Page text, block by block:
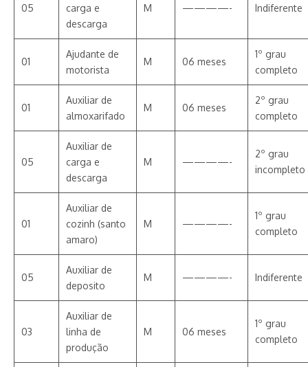
05
carga e
descarga
M ————- Indiferente
01
Ajudante de
motorista
M 06 meses
1º grau
completo
01
Auxiliar de
almoxarifado
M 06 meses
2º grau
completo
05
Auxiliar de
carga e
descarga
M ————-
2º grau
incompleto
01
Auxiliar de
cozinh (santo
amaro)
M ————-
1º grau
completo
05
Auxiliar de
deposito
M ————- Indiferente
03
Auxiliar de
linha de
produção
M 06 meses
1º grau
completo